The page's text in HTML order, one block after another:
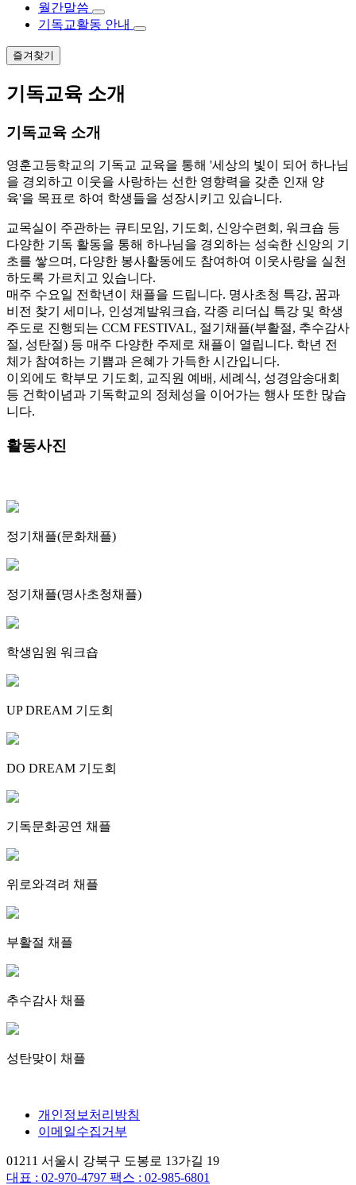
월간말씀
기독교활동 안내
즐겨찾기
기독교육 소개
기독교육 소개
영훈고등학교의 기독교 교육을 통해 '세상의 빛이 되어 하나님
을 경외하고 이웃을 사랑하는 선한 영향력을 갖춘 인재 양
육'을 목표로 하여 학생들을 성장시키고 있습니다.
교목실이 주관하는 큐티모임, 기도회, 신앙수련회, 워크숍 등
다양한 기독 활동을 통해 하나님을 경외하는 성숙한 신앙의 기
초를 쌓으며, 다양한 봉사활동에도 참여하여 이웃사랑을 실천
하도록 가르치고 있습니다.
매주 수요일 전학년이 채플을 드립니다. 명사초청 특강, 꿈과
비전 찾기 세미나, 인성계발워크숍, 각종 리더십 특강 및 학생
주도로 진행되는 CCM FESTIVAL, 절기채플(부활절, 추수감사
절, 성탄절) 등 매주 다양한 주제로 채플이 열립니다. 학년 전
체가 참여하는 기쁨과 은혜가 가득한 시간입니다.
이외에도 학부모 기도회, 교직원 예배, 세례식, 성경암송대회
등 건학이념과 기독학교의 정체성을 이어가는 행사 또한 많습
니다.
활동사진
정기채플(문화채플)
정기채플(명사초청채플)
학생임원 워크숍
UP DREAM 기도회
DO DREAM 기도회
기독문화공연 채플
위로와격려 채플
부활절 채플
추수감사 채플
성탄맞이 채플
개인정보처리방침
이메일수집거부
01211 서울시 강북구 도봉로 13가길 19
대표 : 02-970-4797 팩스 : 02-985-6801